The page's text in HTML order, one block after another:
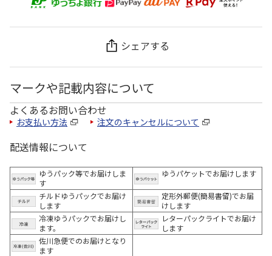
シェアする
マークや記載内容について
よくあるお問い合わせ
お支払い方法 注文のキャンセルについて
配送情報について
ゆうパック等でお届けしま
す
ゆうパケットでお届けします
チルドゆうパックでお届け
します
定形外郵便(簡易書留)でお届
けします
冷凍ゆうパックでお届けし
ます。
レターパックライトでお届け
します
佐川急便でのお届けとなり
ます